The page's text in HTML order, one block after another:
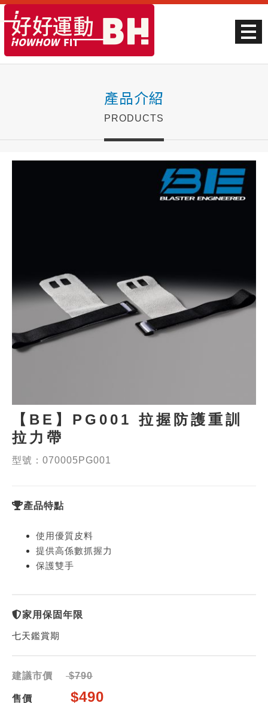
產品介紹
PRODUCTS
【BE】PG001 拉握防護重訓
拉力帶
型號：070005PG001
產品特點
使用優質皮料
提供高係數抓握力
保護雙手
家用保固年限
七天鑑賞期
建議市價 $790
售價 $490